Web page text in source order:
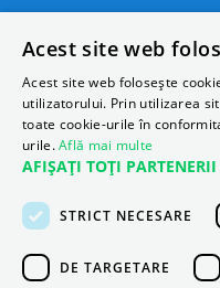
Companie
Contact
Despre Autonom
Acest site web
Acest site web folosește
utilizatorului. Prin utilizarea
toate cookie-urile în
urile.Află mai multe
AFIȘAȚI TOȚI PARTENERII
STRICT NECESARE
DE TARGETARE